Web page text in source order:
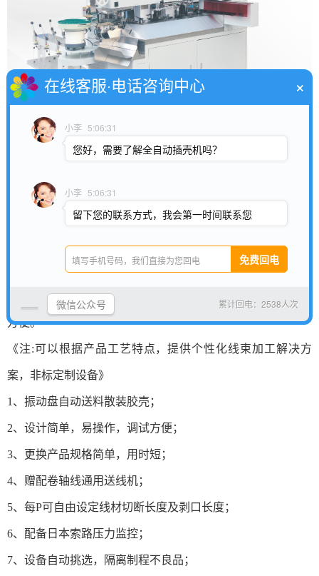
设备特点
此设备可实现线材一端自动切线，剥皮，扭线，沾锡，另一
端自动切线、剥皮、打端子穿胶壳功能。
支持2种规格不同线径或两种不同端子同时作业，易更换料号
方便。
《注:可以根据产品工艺特点，提供个性化线束加工解决方
案，非标定制设备》
1、振动盘自动送料散装胶壳；
2、设计简单，易操作，调试方便；
3、更换产品规格简单，用时短；
4、赠配卷轴线通用送线机；
5、每P可自由设定线材切断长度及剥口长度；
6、配备日本索路压力监控；
7、设备自动挑选，隔离制程不良品；
在线客服·电话咨询中心 ×
小李 5:06:31
您好，需要了解全自动插壳机吗？
小李 5:06:31
留下您的联系方式，我会第一时间联系您
累计回电：2538人次
微信公众号